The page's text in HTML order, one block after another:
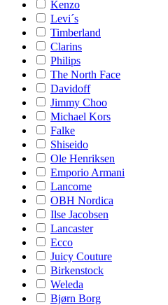
Kenzo
Levi´s
Timberland
Clarins
Philips
The North Face
Davidoff
Jimmy Choo
Michael Kors
Falke
Shiseido
Ole Henriksen
Emporio Armani
Lancome
OBH Nordica
Ilse Jacobsen
Lancaster
Ecco
Juicy Couture
Birkenstock
Weleda
Bjørn Borg